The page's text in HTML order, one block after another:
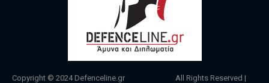
Copyright © 2024 Defenceline.gr All Rights Reserved |